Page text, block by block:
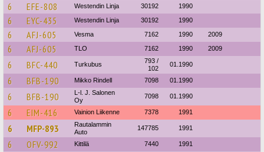
6 EFE-808 Westendin Linja 30192 1990
6 EYC-435 Westendin Linja 30192 1990
6 AFJ-605 Vesma 7162 1990 2009
6 AFJ-605 TLO 7162 1990 2009
6 BFC-440 Turkubus
793 /
102
01.1990
6 BFB-190 Mikko Rindell 7098 01.1990
6 BFB-190
L-l. J. Salonen
Oy
7098 01.1990
6 EIM-416 Vainion Liikenne 7378 1991
6 MFP-893
Rautalammin
Auto
147785 1991
6 OFV-992 Kittilä 7440 1991